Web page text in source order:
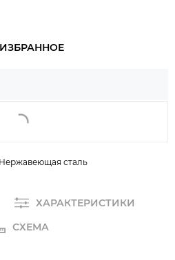
Нержавеющая сталь
ХАРАКТЕРИСТИКИ
СХЕМА